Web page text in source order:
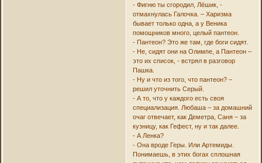
- Фигню ты сгородил, Лёшик, -
отмахнулась Галочка. – Харизма
бывает только одна, а у Веника
помощников много, целый пантеон.
- Пантеон? Это же там, где боги сидят.
- Не, сидят они на Олимпе, а Пантеон –
это их список, - встрял в разговор
Пашка.
- Ну и что из того, что пантеон? –
решил уточнить Серый.
- А то, что у каждого есть своя
специализация. Любаша – за домашний
очаг отвечает, как Деметра, Саня – за
кузницу, как Гефест, ну и так далее.
- А Ленка?
- Она вроде Геры. Или Артемиды.
Понимаешь, в этих богах сплошная